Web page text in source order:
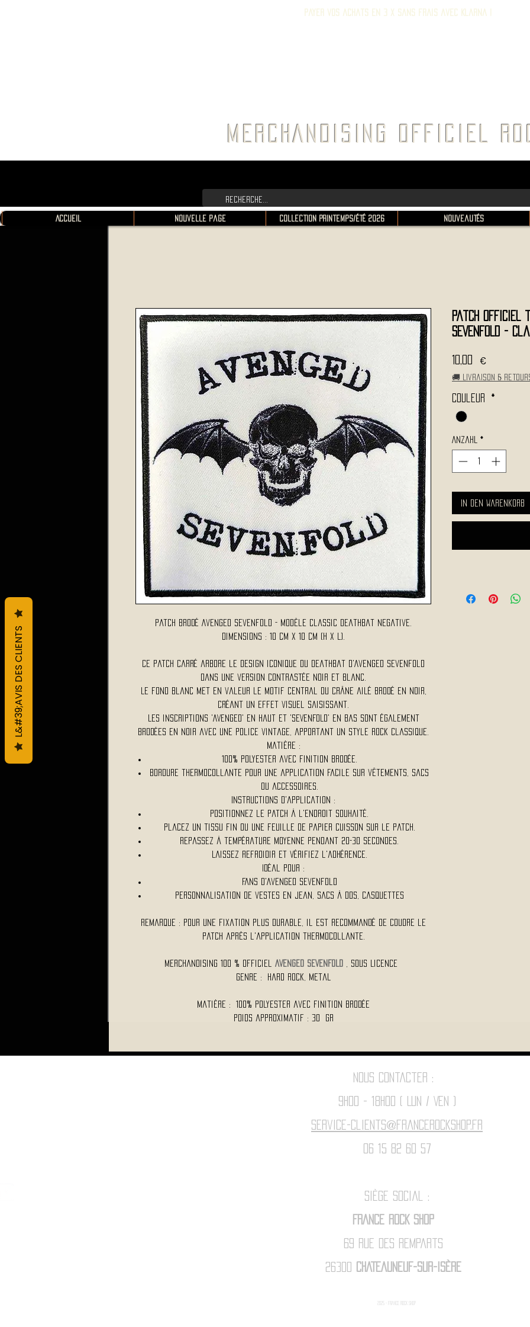
Payer vos achats en 3 x sans frais avec Klarna !
MERCHANDISING OFFICIEL
Accueil Nouvelle page Collection Printemps/Été 2026 Nouveautés
Patch brodé Avenged Sevenfold - Modèle Classic Deathbat Negative.
Dimensions : 10 cm x 10 cm (H x L).
Ce patch carré arbore le design iconique du Deathbat d'Avenged Sevenfold
dans une version contrastée noir et blanc.
Le fond blanc met en valeur le motif central du crâne ailé brodé en noir,
créant un effet visuel saisissant.
Les inscriptions 'AVENGED' en haut et 'SEVENFOLD' en bas sont également
brodées en noir avec une police vintage, apportant un style rock classique.
Matière :
100% polyester avec finition brodée.
Bordure thermocollante pour une application facile sur vêtements, sacs
ou accessoires.
Instructions d'application :
Positionnez le patch à l'endroit souhaité.
Placez un tissu fin ou une feuille de papier cuisson sur le patch.
Repassez à température moyenne pendant 20-30 secondes.
Laissez refroidir et vérifiez l'adhérence.
Idéal pour :
Fans d'Avenged Sevenfold
Personnalisation de vestes en jean, sacs à dos, casquettes
Remarque : Pour une fixation plus durable, il est recommandé de coudre le
patch après l'application thermocollante.
Merchandising 100 % Officiel AVENGED SEVENFOLD
, Sous Licence
Genre : Hard Rock, Metal
Matière : 100% polyester avec finition brodée
Poids approximatif : 30 Gr
Patch Officiel
SEVENFOLD -
10,00 €
🚚 Livraison &
Couleur *
Anzahl *
In den Warenkorb
Nous contacter :
9h00 - 18H00 ( Lun / Ven )
Service-clients@francerockshop.fr
06 15 82 60 57
Siège Social :
FRANCE ROCK SHOP
69 Rue des Remparts
26300 CHATEAUNEUF-SUR-ISÈRE
L&#39;AVIS DES CLIENTS